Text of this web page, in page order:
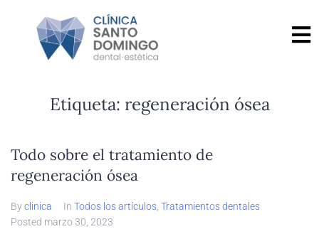
Etiqueta: regeneración ósea
Todo sobre el tratamiento de
regeneración ósea
Byclinica In Todos los artículos Tratamientos dentales
Posted marzo 30, 2023